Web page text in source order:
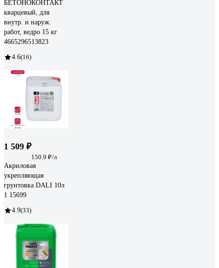
БЕТОНОКОНТАКТ
кварцевый, для
внутр. и наруж.
работ, ведро 15 кг
4665296513823
4.6(16)
1 509 ₽
150.9 ₽/л
Акриловая
укрепляющая
грунтовка DALI 10л
1 15699
4.9(33)